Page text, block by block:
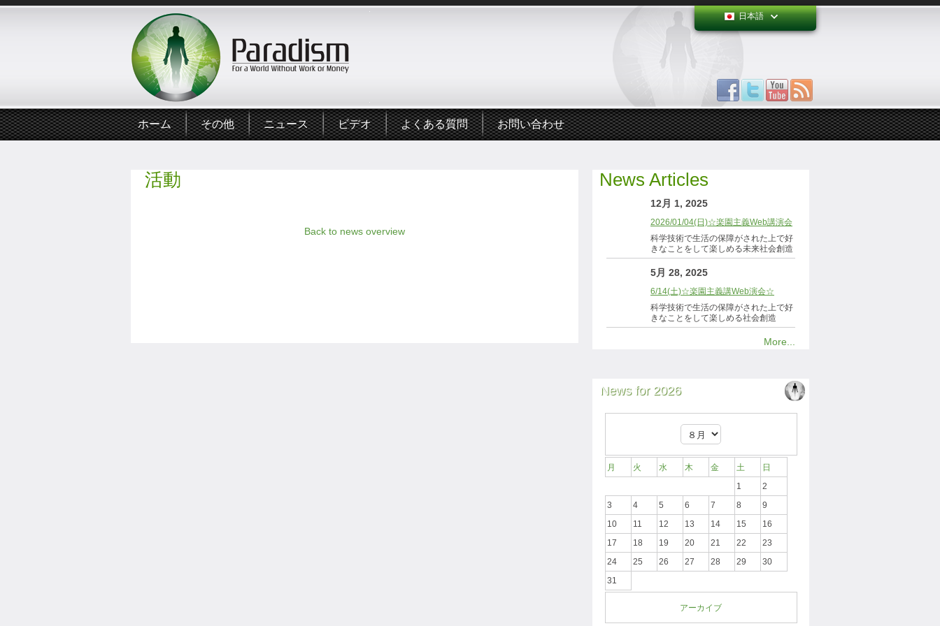
日本語
ホーム その他 ニュース ビデオ よくある質問 お問い合わせ
活動
Back to news overview
News Articles
12月 1, 2025
2026/01/04(日)☆楽園主義Web講演会
科学技術で生活の保障がされた上で好
きなことをして楽しめる未来社会創造
5月 28, 2025
6/14(土)☆楽園主義講Web演会☆
科学技術で生活の保障がされた上で好
きなことをして楽しめる社会創造
More...
News for 2026
月 火 水 木 金 土
日
1
2
3
4 5 6 7 8
9
10
11 12 13 14 15
16
17
18 19 20 21 22
23
24
25 26 27 28 29
30
31
アーカイブ